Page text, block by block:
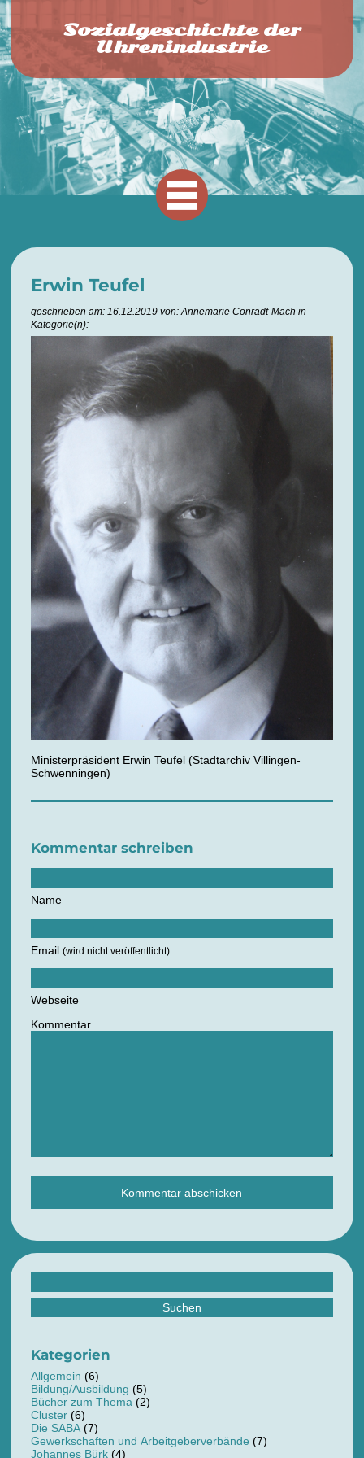
Sozialgeschichte der
Uhrenindustrie
Erwin Teufel
geschrieben am: 16.12.2019 von: Annemarie Conradt-Mach in
Kategorie(n):
Ministerpräsident Erwin Teufel (Stadtarchiv Villingen-
Schwenningen)
Kommentar schreiben
Name
Email (wird nicht veröffentlicht)
Webseite
Kommentar
nach:
Kategorien
Allgemein (6)
Bildung/Ausbildung (5)
Bücher zum Thema (2)
Cluster(6)
Die SABA(7)
Gewerkschaften und Arbeitgeberverbände (7)
Johannes Bürk(4)